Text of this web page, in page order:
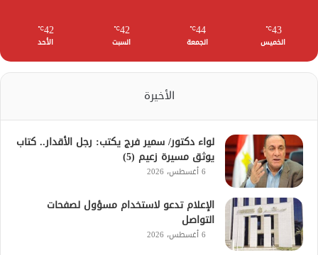
43
℃
الخميس
44
℃
الجمعة
42
℃
السبت
42
℃
الأحد
الأخيرة
لواء دكتور/ سمير فرج يكتب: رجل الأقدار.. كتاب
يوثق مسيرة زعيم (5)
6 أغسطس، 2026
الإعلام تدعو لاستخدام مسؤول لصفحات
التواصل
6 أغسطس، 2026